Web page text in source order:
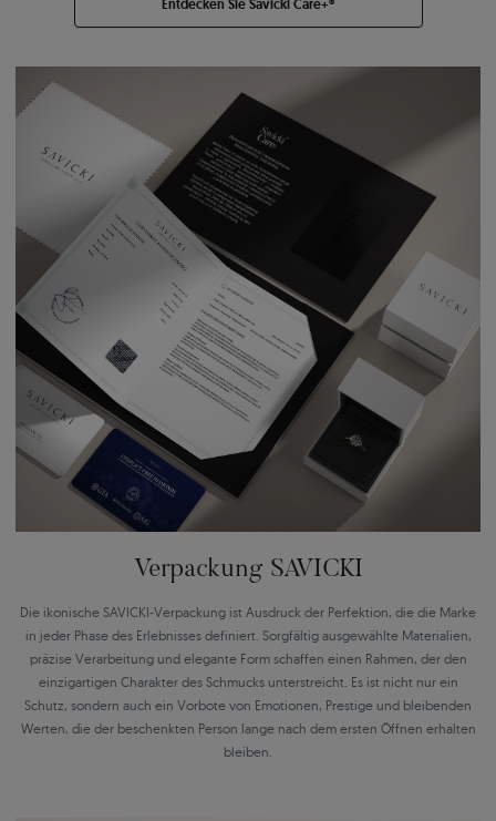
Entdecken Sie Savicki Care+®
Verpackung SAVICKI
Die ikonische SAVICKI-Verpackung ist Ausdruck der Perfektion, die die Marke
in jeder Phase des Erlebnisses definiert. Sorgfältig ausgewählte Materialien,
präzise Verarbeitung und elegante Form schaffen einen Rahmen, der den
einzigartigen Charakter des Schmucks unterstreicht. Es ist nicht nur ein
Schutz, sondern auch ein Vorbote von Emotionen, Prestige und bleibenden
Werten, die der beschenkten Person lange nach dem ersten Öffnen erhalten
bleiben.